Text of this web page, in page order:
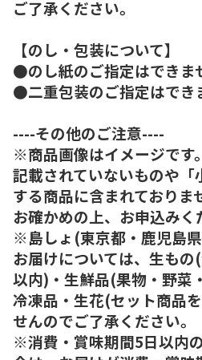
ご了承ください。
【のし・包装について】
●のし紙のご指定はできま
●二重包装のご指定はでき
----その他のご注意----
※商品画像はイメージです
記載されていないものや「
する商品に含まれておりま
お確かめの上、お申込みく
※島しょ(東京都・鹿児島
お届けについては、生もの
以内)・生鮮品(果物・野菜
冷凍品・生花(セット商品
せんのでご了承ください。
※消費・賞味期間5日以内